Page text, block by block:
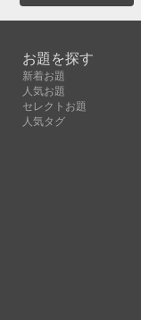
お題を探す
新着お題
人気お題
セレクトお題
人気タグ